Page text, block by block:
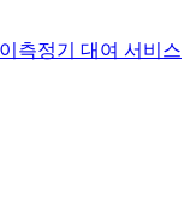
측정기 대여 서비스